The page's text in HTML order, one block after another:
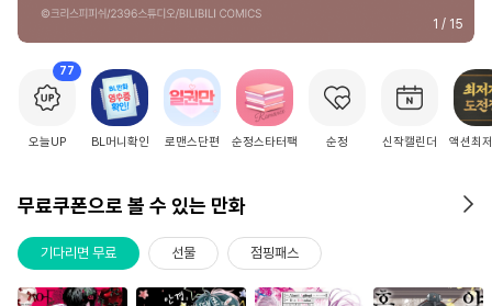
2 / 15
77
오늘UP BL머니확인 로맨스단편 순정스타터팩 순정 신작캘린더 액션최
무료쿠폰으로 볼 수 있는 만화
기다리면 무료 선물 점핑패스